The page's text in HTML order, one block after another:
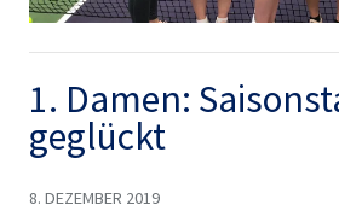
1. Damen:
geglückt
8. DEZEMBER 2019